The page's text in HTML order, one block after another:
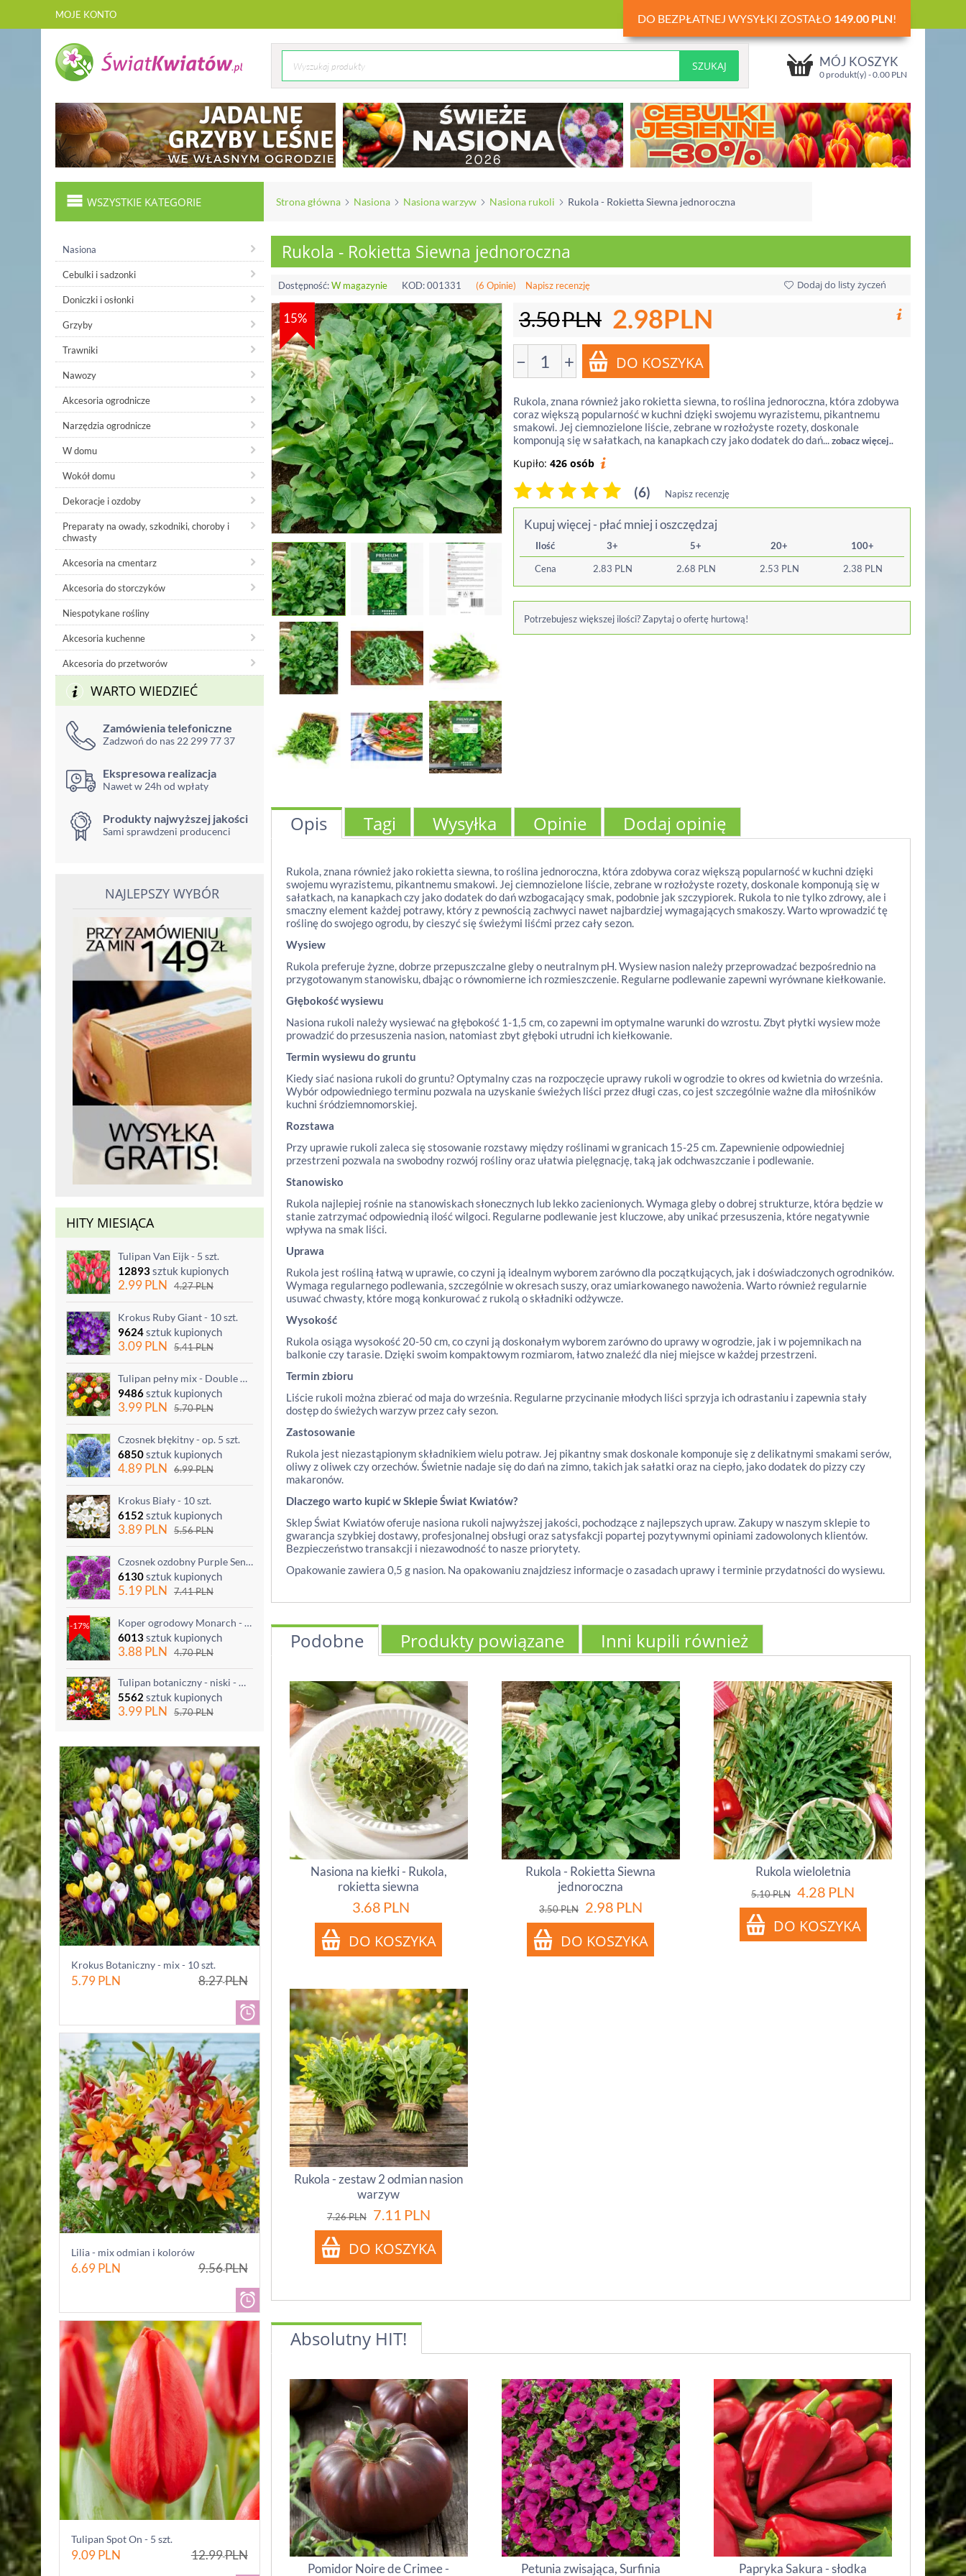
MOJE KONTO DO BEZPŁATNEJ WYSYŁKI ZOSTAŁO 149.00 PLN!
MÓJ KOSZYK
0 produkt(y) -0.00 PLN
WSZYSTKIE KATEGORIE Strona główna Nasiona Nasiona warzyw Nasiona rukoli Rukola - Rokietta Siewna jednoroczna
Nasiona
Cebulki i sadzonki
Doniczki i osłonki
Grzyby
Trawniki
Nawozy
Akcesoria ogrodnicze
Narzędzia ogrodnicze
W domu
Wokół domu
Dekoracje i ozdoby
Preparaty na owady, szkodniki, choroby i
chwasty
Akcesoria na cmentarz
Akcesoria do storczyków
Niespotykane rośliny
Akcesoria kuchenne
Akcesoria do przetworów
WARTO WIEDZIEĆ
Zamówienia telefoniczne
Zadzwoń do nas 22 299 77 37
Ekspresowa realizacja
Nawet w 24h od wpłaty
Produkty najwyższej jakości
Sami sprawdzeni producenci
NAJLEPSZY WYBÓR
HITY MIESIĄCA
Tulipan Van Eijk - 5 szt.
12893sztuk kupionych
2.99PLN 4.27PLN
Krokus Ruby Giant - 10 szt.
9624sztuk kupionych
3.09PLN 5.41PLN
Tulipan pełny mix - Double mix - 5 szt.
9486sztuk kupionych
3.99PLN 5.70PLN
Czosnek błękitny - op. 5 szt.
6850sztuk kupionych
4.89PLN 6.99PLN
Krokus Biały - 10 szt.
6152 sztuk kupionych
3.89PLN 5.56PLN
Czosnek ozdobny Purple Sensation - op. 3 szt.
6130sztuk kupionych
5.19PLN 7.41PLN
-17% Koper ogrodowy Monarch - po ścięciu odrasta
6013sztuk kupionych
3.88 PLN 4.70PLN
Tulipan botaniczny - niski - mix kolorów - 5 szt.
5562 sztuk kupionych
3.99PLN 5.70PLN
Krokus Botaniczny - mix - 10 szt.
5.79PLN 8.27PLN
Lilia - mix odmian i kolorów
6.69PLN 9.56PLN
Tulipan Spot On - 5 szt.
9.09PLN 12.99PLN
Rukola - Rokietta Siewna jednoroczna
Dostępność:W magazynie KOD:001331 (6 Opinie) Napisz recenzję Dodaj do listy życzeń
15% 3.50PLN 2.98PLN
− +
Rukola, znana również jako rokietta siewna, to roślina jednoroczna, która zdobywa
coraz większą popularność w kuchni dzięki swojemu wyrazistemu, pikantnemu
smakowi. Jej ciemnozielone liście, zebrane w rozłożyste rozety, doskonale
komponują się w sałatkach, na kanapkach czy jako dodatek do dań...zobacz więcej..
Kupiło: 426 osób
(6) Napisz recenzję
Kupuj więcej - płać mniej i oszczędzaj
Ilość 3+ 5+ 20+
100+
Cena
2.83 PLN 2.68 PLN 2.53 PLN 2.38 PLN
Potrzebujesz większej ilości? Zapytaj o ofertę hurtową!
Opis Tagi Wysyłka Opinie Dodaj opinię
Rukola, znana również jako rokietta siewna, to roślina jednoroczna, która zdobywa coraz większą popularność w kuchni dzięki
swojemu wyrazistemu, pikantnemu smakowi. Jej ciemnozielone liście, zebrane w rozłożyste rozety, doskonale komponują się w
sałatkach, na kanapkach czy jako dodatek do dań wzbogacający smak, podobnie jak szczypiorek. Rukola to nie tylko zdrowy, ale i
smaczny element każdej potrawy, który z pewnością zachwyci nawet najbardziej wymagających smakoszy. Warto wprowadzić tę
roślinę do swojego ogrodu, by cieszyć się świeżymi liśćmi przez cały sezon.
Wysiew
Rukola preferuje żyzne, dobrze przepuszczalne gleby o neutralnym pH. Wysiew nasion należy przeprowadzać bezpośrednio na
przygotowanym stanowisku, dbając o równomierne ich rozmieszczenie. Regularne podlewanie zapewni wyrównane kiełkowanie.
Głębokość wysiewu
Nasiona rukoli należy wysiewać na głębokość 1-1,5 cm, co zapewni im optymalne warunki do wzrostu. Zbyt płytki wysiew może
prowadzić do przesuszenia nasion, natomiast zbyt głęboki utrudni ich kiełkowanie.
Termin wysiewu do gruntu
Kiedy siać nasiona rukoli do gruntu? Optymalny czas na rozpoczęcie uprawy rukoli w ogrodzie to okres od kwietnia do września.
Wybór odpowiedniego terminu pozwala na uzyskanie świeżych liści przez długi czas, co jest szczególnie ważne dla miłośników
kuchni śródziemnomorskiej.
Rozstawa
Przy uprawie rukoli zaleca się stosowanie rozstawy między roślinami w granicach 15-25 cm. Zapewnienie odpowiedniej
przestrzeni pozwala na swobodny rozwój rośliny oraz ułatwia pielęgnację, taką jak odchwaszczanie i podlewanie.
Stanowisko
Rukola najlepiej rośnie na stanowiskach słonecznych lub lekko zacienionych. Wymaga gleby o dobrej strukturze, która będzie w
stanie zatrzymać odpowiednią ilość wilgoci. Regularne podlewanie jest kluczowe, aby unikać przesuszenia, które negatywnie
wpływa na smak liści.
Uprawa
Rukola jest rośliną łatwą w uprawie, co czyni ją idealnym wyborem zarówno dla początkujących, jak i doświadczonych ogrodników.
Wymaga regularnego podlewania, szczególnie w okresach suszy, oraz umiarkowanego nawożenia. Warto również regularnie
usuwać chwasty, które mogą konkurować z rukolą o składniki odżywcze.
Wysokość
Rukola osiąga wysokość 20-50 cm, co czyni ją doskonałym wyborem zarówno do uprawy w ogrodzie, jak i w pojemnikach na
balkonie czy tarasie. Dzięki swoim kompaktowym rozmiarom, łatwo znaleźć dla niej miejsce w każdej przestrzeni.
Termin zbioru
Liście rukoli można zbierać od maja do września. Regularne przycinanie młodych liści sprzyja ich odrastaniu i zapewnia stały
dostęp do świeżych warzyw przez cały sezon.
Zastosowanie
Rukola jest niezastąpionym składnikiem wielu potraw. Jej pikantny smak doskonale komponuje się z delikatnymi smakami serów,
oliwy z oliwek czy orzechów. Świetnie nadaje się do dań na zimno, takich jak sałatki oraz na ciepło, jako dodatek do pizzy czy
makaronów.
Dlaczego warto kupić w Sklepie Świat Kwiatów?
Sklep Świat Kwiatów oferuje nasiona rukoli najwyższej jakości, pochodzące z najlepszych upraw. Zakupy w naszym sklepie to
gwarancja szybkiej dostawy, profesjonalnej obsługi oraz satysfakcji popartej pozytywnymi opiniami zadowolonych klientów.
Bezpieczeństwo transakcji i niezawodność to nasze priorytety.
Opakowanie zawiera 0,5 g nasion. Na opakowaniu znajdziesz informacje o zasadach uprawy i terminie przydatności do wysiewu.
Podobne Produkty powiązane Inni kupili również
Nasiona na kiełki - Rukola,
rokietta siewna
3.68 PLN
Rukola - Rokietta Siewna
jednoroczna
3.50PLN 2.98 PLN
Rukola wieloletnia
5.10PLN 4.28 PLN
Rukola - zestaw 2 odmian nasion
warzyw
7.26PLN 7.11 PLN
Absolutny HIT!
Pomidor Noire de Crimee - Petunia zwisająca, Surfinia Papryka Sakura - słodka